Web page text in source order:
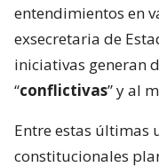
entendimientos en
exsecretaria de
iniciativas generan
“conflictivas” y al
Entre estas últimas
constitucionales